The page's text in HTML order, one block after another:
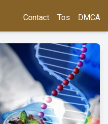
Contact Tos DMCA